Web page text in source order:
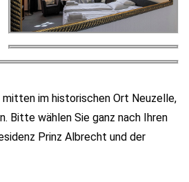
im historischen Ort Neuzelle,
Bitte wählen Sie ganz nach Ihren
Prinz Albrecht und der